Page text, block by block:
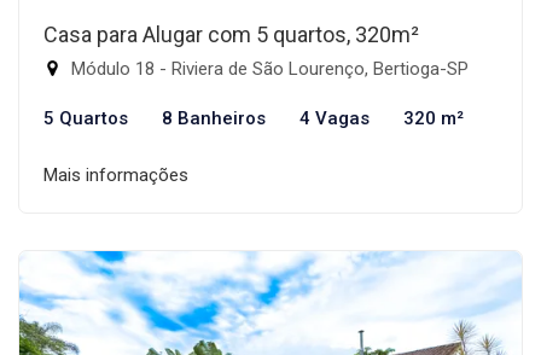
Casa para Alugar com 5 quartos, 320m²
Módulo 18 - Riviera de São Lourenço, Bertioga-SP
5 Quartos 8 Banheiros 4 Vagas 320 m²
Mais informações